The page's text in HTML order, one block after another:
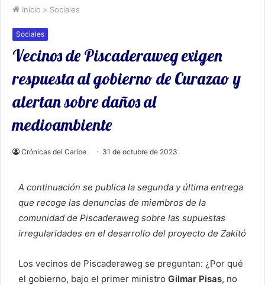
Inicio > Sociales
Sociales
Vecinos de Piscaderaweg exigen
respuesta al gobierno de Curazao y
alertan sobre daños al
medioambiente
Crónicas del Caribe 31 de octubre de 2023
A continuación se publica la segunda y última entrega
que recoge las denuncias de miembros de la
comunidad de Piscaderaweg sobre las supuestas
irregularidades en el desarrollo del proyecto de Zakitó
Los vecinos de Piscaderaweg se preguntan: ¿Por qué
el gobierno, bajo el primer ministro Gilmar Pisas, no